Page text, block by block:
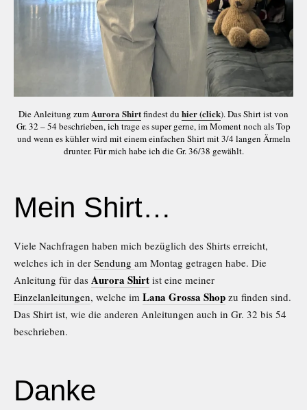
Die Anleitung zumAurora Shirtfindest du hier (click). Das Shirt ist von
Gr. 32 – 54 beschrieben, ich trage es super gerne, im Moment noch als Top
und wenn es kühler wird mit einem einfachen Shirt mit 3/4 langen Ärmeln
drunter. Für mich habe ich die Gr. 36/38 gewählt.
Mein Shirt…
Viele Nachfragen haben mich bezüglich des Shirts erreicht,
welches ich in der Sendung am Montag getragen habe. Die
Anleitung für das Aurora Shirt ist eine meiner
Einzelanleitungen, welche im Lana Grossa Shop zu finden sind.
Das Shirt ist, wie die anderen Anleitungen auch in Gr. 32 bis 54
beschrieben.
Danke